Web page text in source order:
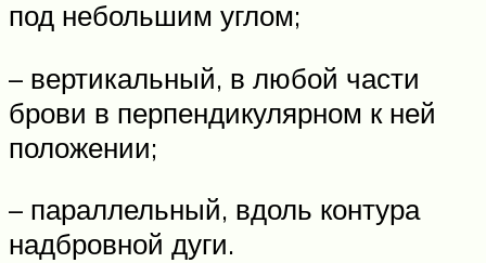
под небольшим углом;
– вертикальный, в любой части
брови в перпендикулярном к ней
положении;
– параллельный, вдоль контура
надбровной дуги.